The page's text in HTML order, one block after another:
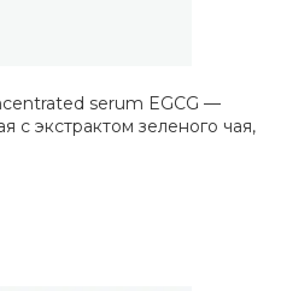
serum EGCG —
с экстрактом зеленого чая,